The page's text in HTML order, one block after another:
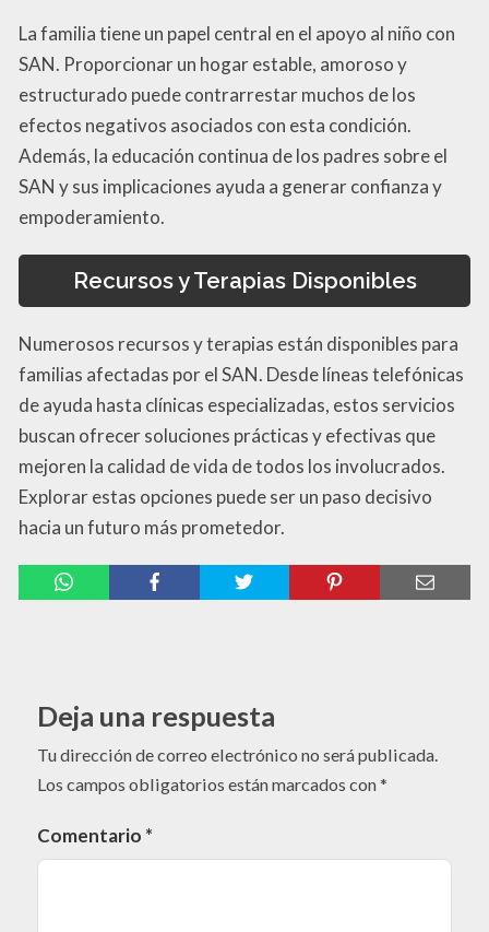
La familia tiene un papel central en el apoyo al niño con
SAN. Proporcionar un hogar estable, amoroso y
estructurado puede contrarrestar muchos de los
efectos negativos asociados con esta condición.
Además, la educación continua de los padres sobre el
SAN y sus implicaciones ayuda a generar confianza y
empoderamiento.
Recursos y Terapias Disponibles
Numerosos recursos y terapias están disponibles para
familias afectadas por el SAN. Desde líneas telefónicas
de ayuda hasta clínicas especializadas, estos servicios
buscan ofrecer soluciones prácticas y efectivas que
mejoren la calidad de vida de todos los involucrados.
Explorar estas opciones puede ser un paso decisivo
hacia un futuro más prometedor.
Deja una respuesta
Tu dirección de correo electrónico no será publicada.
Los campos obligatorios están marcados con*
Comentario *